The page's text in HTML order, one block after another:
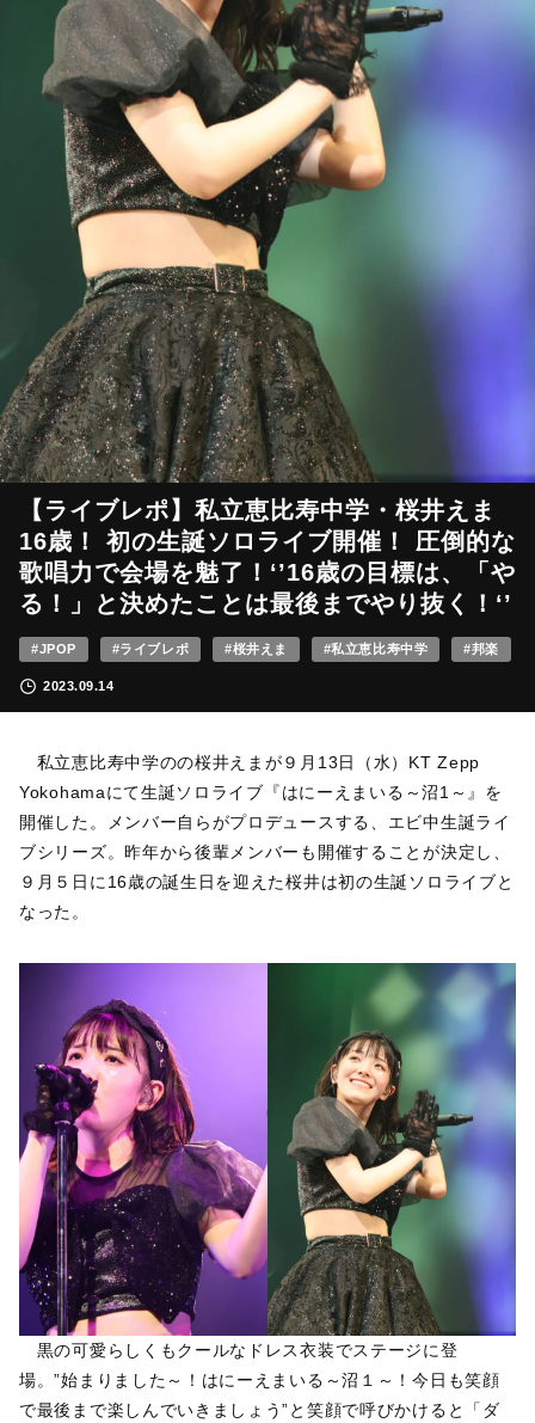
【ライブレポ】私立恵比寿中学・桜井えま
16歳！ 初の生誕ソロライブ開催！ 圧倒的な
歌唱力で会場を魅了！‘’16歳の目標は、「や
る！」と決めたことは最後までやり抜く！‘’
#JPOP #ライブレポ #桜井えま #私立恵比寿中学 #邦楽
2023.09.14
私立恵比寿中学のの桜井えまが９月13日（水）KT Zepp
Yokohamaにて生誕ソロライブ『はにーえまいる～沼1～』を
開催した。メンバー自らがプロデュースする、エビ中生誕ライ
ブシリーズ。昨年から後輩メンバーも開催することが決定し、
９月５日に16歳の誕生日を迎えた桜井は初の生誕ソロライブと
なった。
黒の可愛らしくもクールなドレス衣装でステージに登
場。”始まりました～！はにーえまいる～沼１～！今日も笑顔
で最後まで楽しんでいきましょう”と笑顔で呼びかけると「ダ